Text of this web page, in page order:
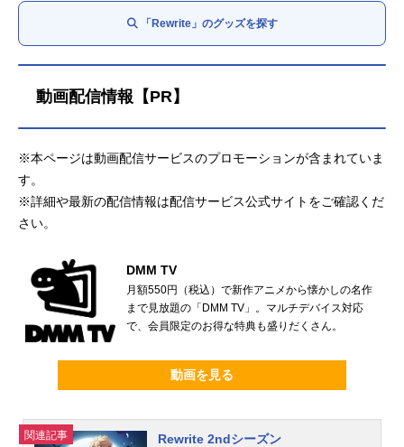
「Rewrite」のグッズを探す
動画配信情報【PR】
※本ページは動画配信サービスのプロモーションが含まれていま
す。
※詳細や最新の配信情報は配信サービス公式サイトをご確認くだ
さい。
DMM TV
月額550円（税込）で新作アニメから懐かしの名作
まで見放題の「DMM TV」。マルチデバイス対応
で、会員限定のお得な特典も盛りだくさん。
動画を見る
関連記事
Rewrite 2ndシーズン